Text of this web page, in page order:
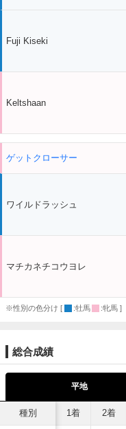
Fuji Kiseki
Keltshaan
ゲットクローサー
ワイルドラッシュ
マチカネチコウヨレ
※性別の色分け [ :牡馬 :牝馬 ]
総合成績
平地
種別 1着 2着